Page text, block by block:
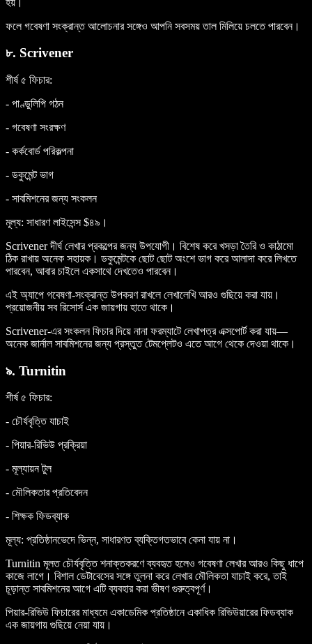
ফলে গবেষণা সংক্রান্ত আলোচনার সঙ্গেও আপনি সবসময় তাল মিলিয়ে চলতে পারবেন।
৮. Scrivener
শীর্ষ ৫ ফিচার:
- পাণ্ডুলিপি গঠন
- গবেষণা সংরক্ষণ
- কর্কবোর্ড পরিকল্পনা
- ডকুমেন্ট ভাগ
- সাবমিশনের জন্য সংকলন
মূল্য: সাধারণ লাইসেন্স $৪৯।
Scrivener দীর্ঘ লেখার প্রকল্পের জন্য উপযোগী। বিশেষ করে খসড়া তৈরি ও কাঠামো
ঠিক রাখায় অনেক সহায়ক। ডকুমেন্টকে ছোট ছোট অংশে ভাগ করে আলাদা করে লিখতে
পারবেন, আবার চাইলে একসাথে দেখতেও পারবেন।
এই অ্যাপে গবেষণা-সংক্রান্ত উপকরণ রাখলে লেখালেখি আরও গুছিয়ে করা যায়।
প্রয়োজনীয় সব রিসোর্স এক জায়গায় হাতে থাকে।
Scrivener-এর সংকলন ফিচার দিয়ে নানা ফরম্যাটে লেখাপত্র এক্সপোর্ট করা যায়—
অনেক জার্নাল সাবমিশনের জন্য প্রস্তুত টেমপ্লেটও এতে আগে থেকে দেওয়া থাকে।
৯. Turnitin
শীর্ষ ৫ ফিচার:
- চৌর্যবৃত্তি যাচাই
- পিয়ার-রিভিউ প্রক্রিয়া
- মূল্যায়ন টুল
- মৌলিকতার প্রতিবেদন
- শিক্ষক ফিডব্যাক
মূল্য: প্রতিষ্ঠানভেদে ভিন্ন, সাধারণত ব্যক্তিগতভাবে কেনা যায় না।
Turnitin মূলত চৌর্যবৃত্তি শনাক্তকরণে ব্যবহৃত হলেও গবেষণা লেখার আরও কিছু ধাপে
কাজে লাগে। বিশাল ডেটাবেসের সঙ্গে তুলনা করে লেখার মৌলিকতা যাচাই করে, তাই
চূড়ান্ত সাবমিশনের আগে এটি ব্যবহার করা ভীষণ গুরুত্বপূর্ণ।
পিয়ার-রিভিউ ফিচারের মাধ্যমে একাডেমিক প্রতিষ্ঠানে একাধিক রিভিউয়ারের ফিডব্যাক
এক জায়গায় গুছিয়ে নেয়া যায়।